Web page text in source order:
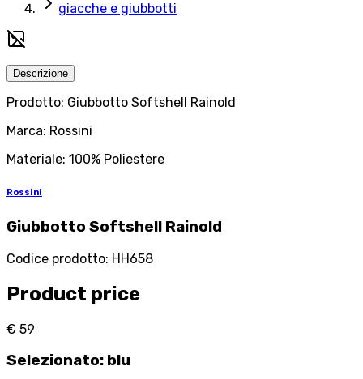
giacche e giubbotti
Descrizione
Prodotto: Giubbotto Softshell Rainold
Marca: Rossini
Materiale: 100% Poliestere
Rossini
Giubbotto Softshell Rainold
Codice prodotto: HH658
Product price
€ 59
Selezionato: blu